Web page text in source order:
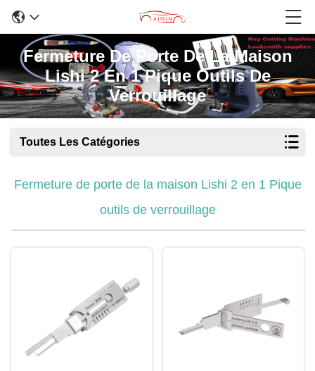
Fermeture De Porte De La Maison
Lishi 2 En 1 Pique Outils De
Verrouillage
Toutes Les Catégories
Fermeture de porte de la maison Lishi 2 en 1 Pique
outils de verrouillage